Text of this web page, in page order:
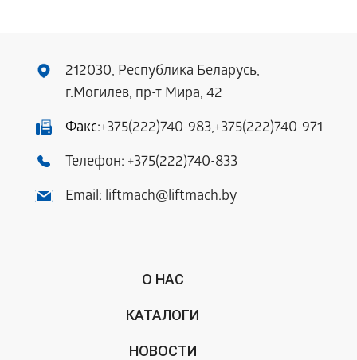
212030, Республика Беларусь,
г.Могилев, пр-т Мира, 42
Факс:+375(222)740-983,+375(222)740-971
Телефон: +375(222)740-833
Email: liftmach@liftmach.by
О НАС
КАТАЛОГИ
НОВОСТИ